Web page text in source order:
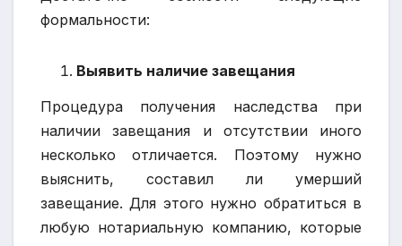
формальности:
Выявить наличие завещания
Процедура получения наследства при
наличии завещания и отсутствии иного
несколько отличается. Поэтому нужно
выяснить, составил ли умерший
завещание. Для этого нужно обратиться в
любую нотариальную компанию, которые